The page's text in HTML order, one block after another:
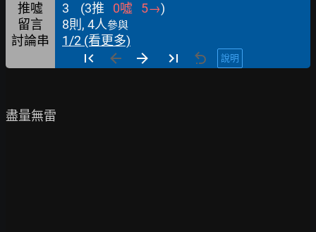
推噓 3 (3推 0噓 5→)
留言
8則, 4人參與
討論串 1/2 (看更多)
說明
盡量無雷